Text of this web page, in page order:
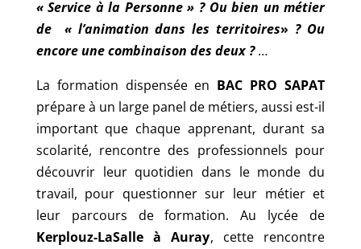
« Service à la Personne » ? Ou bien un métier
de « l’animation dans les territoires» ? Ou
encore une combinaison des deux ?…
La formation dispensée en BAC PRO SAPAT
prépare à un large panel de métiers, aussi est-il
important que chaque apprenant, durant sa
scolarité, rencontre des professionnels pour
découvrir leur quotidien dans le monde du
travail, pour questionner sur leur métier et
leur parcours de formation. Au lycée de
Kerplouz-LaSalle à Auray, cette rencontre